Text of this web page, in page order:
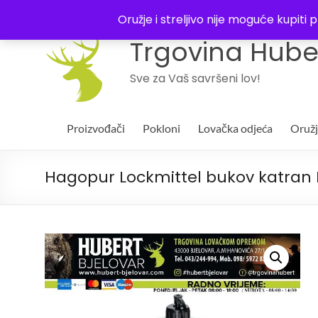
Oružje i streljivo nije moguće kupiti
Trgovina
Sve za Vaš savršeni lov!
Proizvođači Pokloni Lovačka odjeća
Hagopur Lockmittel bukov katran